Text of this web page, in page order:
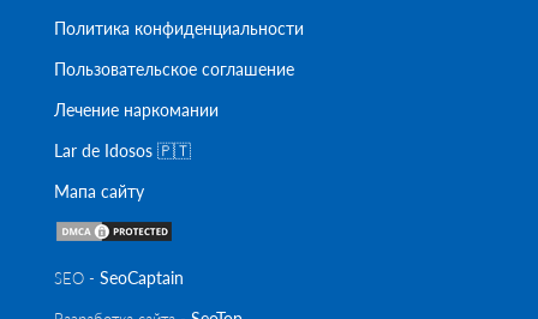
Политика конфиденциальности
Пользовательское соглашение
Лечение наркомании
Lar de Idosos 🇵🇹
Мапа сайту
SEO - SeoСaptain